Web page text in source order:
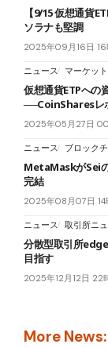
【9/15 仮想通貨
ソラナも堅調
2025年09月16日
ニュース マーケッ
仮想通貨ETPへの
──CoinSharesレ
2025年05月27日
ニュース ブロック
MetaMaskがSei
完結
2025年08月07日 14
ニュース 取引所ニ
分散型取引所
目指す
2025年12月12日 22
More News: